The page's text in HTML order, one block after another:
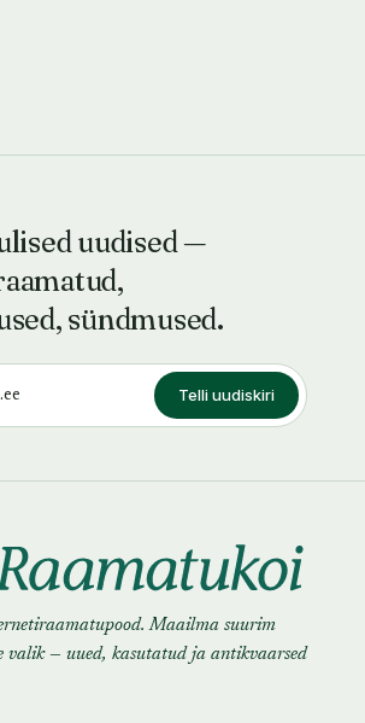
uudised —
sündmused.
Telli uudiskiri
Maailma suurim
valik — uued, kasutatud ja antikvaarsed